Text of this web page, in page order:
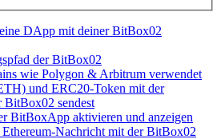
DApp mit deiner BitBox02
der BitBox02
wie Polygon & Arbitrum verwendet
und ERC20-Token mit der
sendest
BitBoxApp aktivieren und anzeigen
Ethereum-Nachricht mit der BitBox02